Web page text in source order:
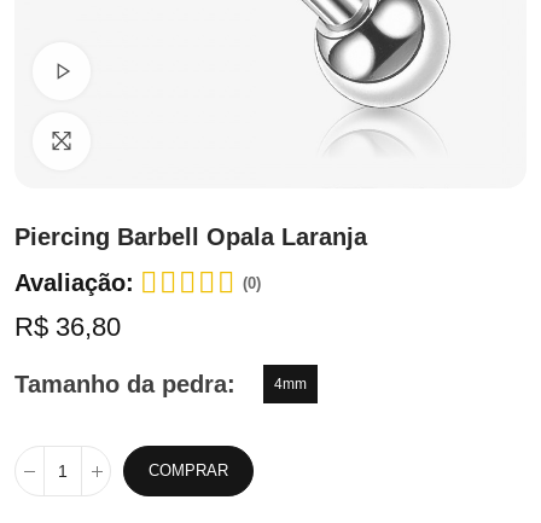
Piercing Barbell Opala Laranja
Avaliação:
(0)
R$ 36,80
Tamanho da pedra 4mm
COMPRAR